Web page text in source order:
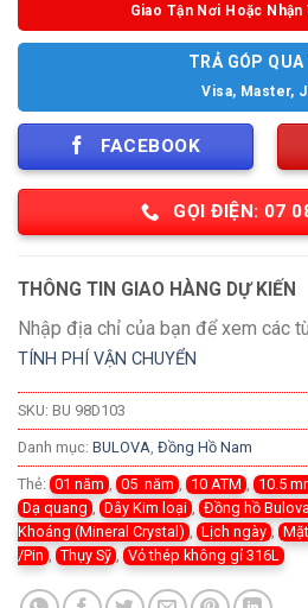
Giao Tận Nơi Hoặc Nhận
TRẢ GÓP
Visa, Master,
FACEBOOK
GỌI ĐIỆN: 07
THÔNG TIN GIAO HÀNG DỰ KIẾN
Nhập địa chỉ của bạn để xem các
TÍNH PHÍ VẬN CHUYỂN
SKU: BU 98D103
Danh mục: BULOVA Đồng Hồ Nam
Thẻ: 01 năm 05 năm 10 ATM 10.5
Dạ quang
Dây Kim loại Đồng hồ Bulova
Khoáng (Mineral Crystal)
Lịch ngày
/Pin
Thụy Sỹ Vỏ thép không gỉ 316L